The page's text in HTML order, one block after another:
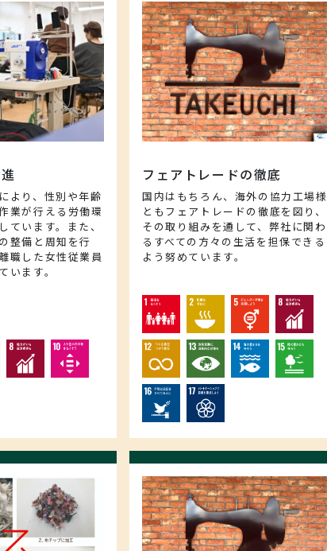
より、性別や年齢
業が行える労働環
ています。また、
整備と周知を行
職した女性従業員
います。
フェアトレードの徹底
国内はもちろん、海外の協力工場様
ともフェアトレードの徹底を図り、
その取り組みを通して、弊社に関わ
るすべての方々の生活を担保できる
よう努めています。